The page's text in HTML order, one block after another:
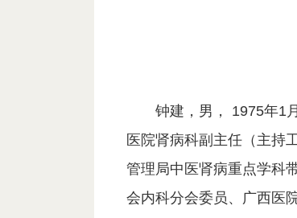
钟建，男， 1975年1
医院肾病科副主任（主持
管理局中医肾病重点学科
会内科分会委员、广西医